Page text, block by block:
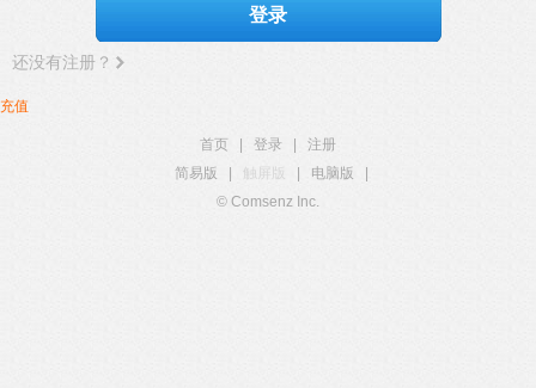
登录
还没有注册？
充值
首页 登录
注册
简易版
触屏版 电脑版
© Comsenz Inc.